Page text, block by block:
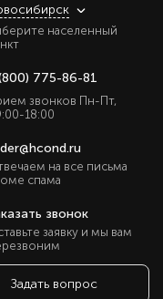
населенный
775-86-81
звонков Пн-Пт,
18:00
на все письма
спама
звонок
заявку и мы вам
Задать вопрос